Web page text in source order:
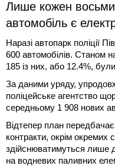
Лише кожен
автомобіль є
Наразі автопарк поліції
600 автомобілів. Станом
185 із них, або 12.4%,
За даними уряду,
поліцейське агентство
середньому 1 908 нових
Відтепер план передбачає,
контракти, окрім окремих
здійснюватимуться лише
на водневих паливних